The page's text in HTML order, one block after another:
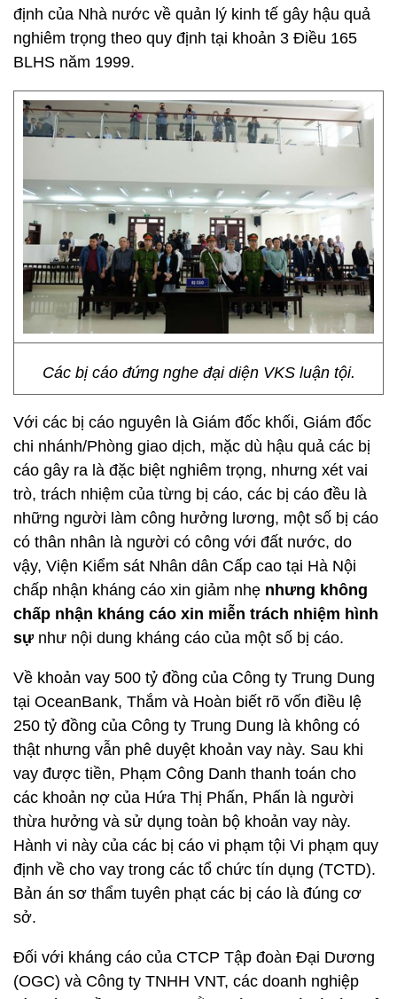
định của Nhà nước về quản lý kinh tế gây hậu quả
nghiêm trọng theo quy định tại khoản 3 Điều 165
BLHS năm 1999.
Các bị cáo đứng nghe đại diện VKS luận tội.
Với các bị cáo nguyên là Giám đốc khối, Giám đốc
chi nhánh/Phòng giao dịch, mặc dù hậu quả các bị
cáo gây ra là đặc biệt nghiêm trọng, nhưng xét vai
trò, trách nhiệm của từng bị cáo, các bị cáo đều là
những người làm công hưởng lương, một số bị cáo
có thân nhân là người có công với đất nước, do
vậy, Viện Kiểm sát Nhân dân Cấp cao tại Hà Nội
chấp nhận kháng cáo xin giảm nhẹ nhưng không
chấp nhận kháng cáo xin miễn trách nhiệm hình
sự như nội dung kháng cáo của một số bị cáo.
Về khoản vay 500 tỷ đồng của Công ty Trung Dung
tại OceanBank, Thắm và Hoàn biết rõ vốn điều lệ
250 tỷ đồng của Công ty Trung Dung là không có
thật nhưng vẫn phê duyệt khoản vay này. Sau khi
vay được tiền, Phạm Công Danh thanh toán cho
các khoản nợ của Hứa Thị Phấn, Phấn là người
thừa hưởng và sử dụng toàn bộ khoản vay này.
Hành vi này của các bị cáo vi phạm tội Vi phạm quy
định về cho vay trong các tổ chức tín dụng (TCTD).
Bản án sơ thẩm tuyên phạt các bị cáo là đúng cơ
sở.
Đối với kháng cáo của CTCP Tập đoàn Đại Dương
(OGC) và Công ty TNHH VNT, các doanh nghiệp